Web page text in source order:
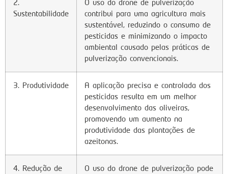
2.
Sustentabilidade
O uso do drone de pulverização
contribui para uma agricultura mais
sustentável, reduzindo o consumo de
pesticidas e minimizando o impacto
ambiental causado pelas práticas de
pulverização convencionais.
3. Produtividade
A aplicação precisa e controlada dos
pesticidas resulta em um melhor
desenvolvimento das oliveiras,
promovendo um aumento na
produtividade das plantações de
azeitonas.
4. Redução de
O uso do drone de pulverização pode